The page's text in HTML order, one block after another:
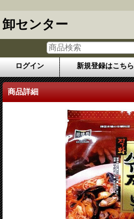
卸センター
ログイン 新規登録はこちら
商品詳細